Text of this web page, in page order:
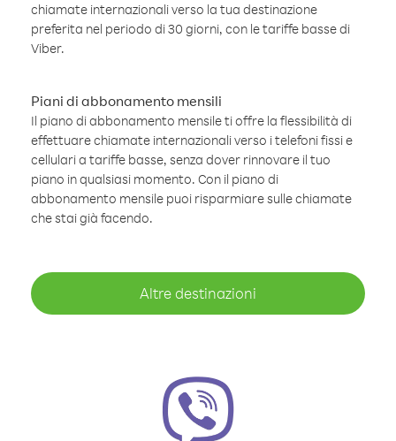
chiamate internazionali verso la tua destinazione
preferita nel periodo di 30 giorni, con le tariffe basse di
Viber.
Piani di abbonamento mensili
Il piano di abbonamento mensile ti offre la flessibilità di
effettuare chiamate internazionali verso i telefoni fissi e
cellulari a tariffe basse, senza dover rinnovare il tuo
piano in qualsiasi momento. Con il piano di
abbonamento mensile puoi risparmiare sulle chiamate
che stai già facendo.
Altre destinazioni